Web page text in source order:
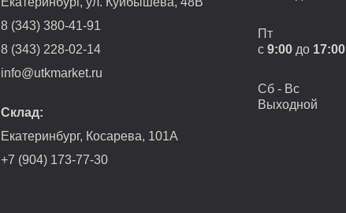
8 (343) 380-41-91
8 (343) 228-02-14
info@utkmarket.ru
Склад:
Екатеринбург, Косарева, 101А
+7 (904) 173-77-30
Пт
с 9:00 до 17:00
Сб - Вс
Выходной